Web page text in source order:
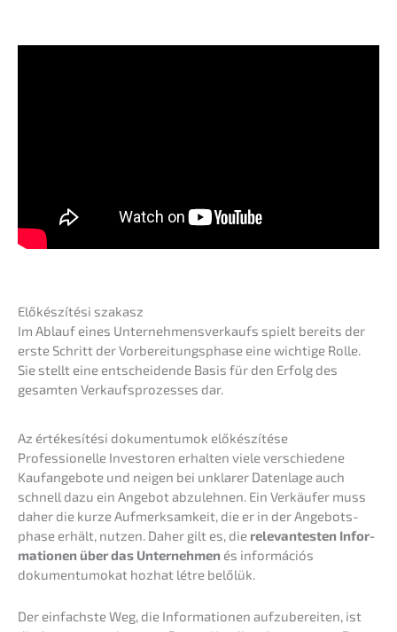
Előké­s­zí­té­si szakasz
Im Ablauf eines Unter­neh­mens­ver­kaufs spielt bereits der
erste Schritt der Vorbe­rei­tungs­pha­se eine wichti­ge Rolle.
Sie stellt eine entschei­den­de Basis für den Erfolg des
gesam­ten Verkaufs­pro­zes­ses dar.
Az értéke­sí­té­si dokumen­tu­mok előkészítése
Profes­sio­nel­le Inves­to­ren erhal­ten viele verschie­de­ne
Kaufan­ge­bo­te und neigen bei unkla­rer Daten­la­ge auch
schnell dazu ein Angebot abzuleh­nen. Ein Verkäu­fer muss
daher die kurze Aufmerk­sam­keit, die er in der Angebots­
pha­se erhält, nutzen. Daher gilt es, die relevan­tes­ten Infor­
ma­tio­nen über das Unter­neh­men és infor­má­ciós
dokumen­tu­mo­kat hozhat létre belőlük.
Der einfachs­te Weg, die Infor­ma­tio­nen aufzu­be­rei­ten, ist